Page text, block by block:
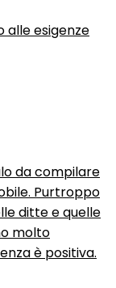
alle esigenze
da compilare
Purtroppo
ditte e quelle
molto
è positiva.